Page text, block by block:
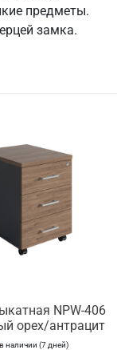
предметы.
замка.
NPW-406
орех/антрацит
в наличии (7 дней)